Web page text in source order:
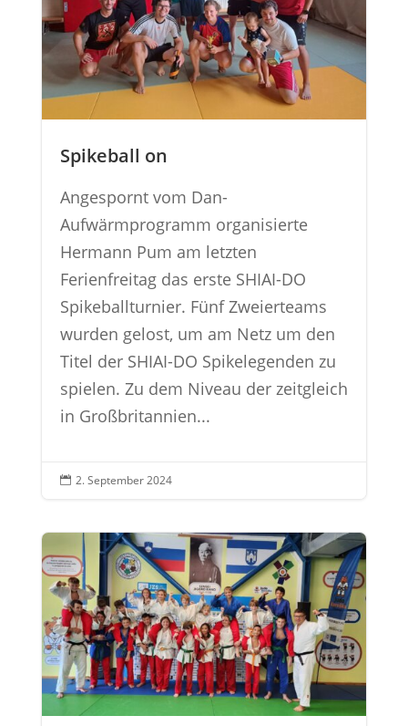
Spikeball on
Angespornt vom Dan-
Aufwärmprogramm organisierte
Hermann Pum am letzten
Ferienfreitag das erste SHIAI-DO
Spikeballturnier. Fünf Zweierteams
wurden gelost, um am Netz um den
Titel der SHIAI-DO Spikelegenden zu
spielen. Zu dem Niveau der zeitgleich
in Großbritannien...
 2. September 2024